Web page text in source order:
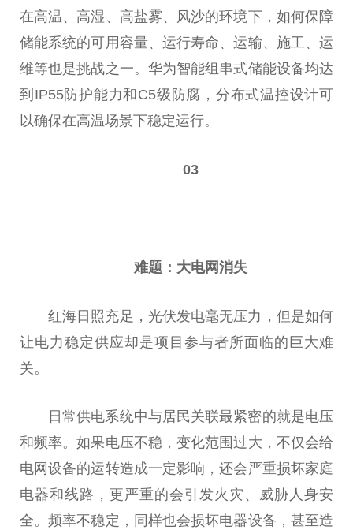
在高温、高湿、高盐雾、风沙的环境下，如何保障
储能系统的可用容量、运行寿命、运输、施工、运
维等也是挑战之一。华为智能组串式储能设备均达
到IP55防护能力和C5级防腐，分布式温控设计可
以确保在高温场景下稳定运行。
03
难题：大电网消失
红海日照充足， 光伏发电毫无压力，但是如何
让电力稳定供应却是项目参与者所面临的巨大难
关。
日常供电系统中与居民关联最紧密的就是电压
和频率。如果电压不稳，变化范围过大，不仅会给
电网设备的运转造成一定影响，还会严重损坏家庭
电器和线路，更严重的会引发火灾、威胁人身安
全。频率不稳定，同样也会损坏电器设备，甚至造